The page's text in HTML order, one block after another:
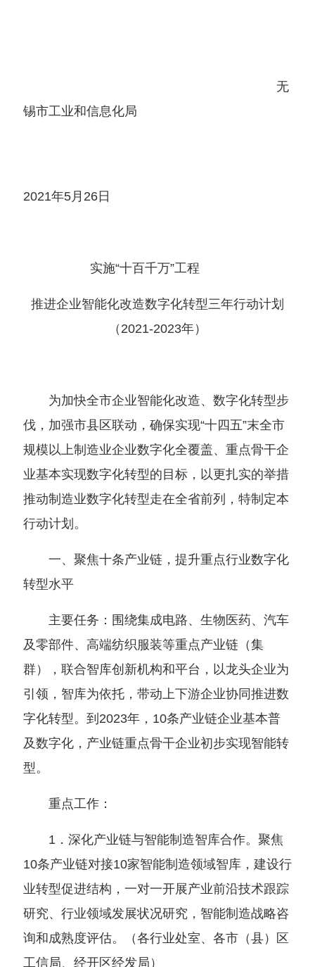
无
锡市工业和信息化局
2021年5月26日
实施“十百千万”工程
推进企业智能化改造数字化转型三年行动计划
（ 2021-2023年）
为加快全市企业智能化改造、数字化转型步
伐，加强市县区联动，确保实现“十四五”末全市
规模以上制造业企业数字化全覆盖、重点骨干企
业基本实现数字化转型的目标，以更扎实的举措
推动制造业数字化转型走在全省前列，特制定本
行动计划。
一、聚焦十条产业链，提升重点行业数字化
转型水平
主要任务：围绕集成电路、生物医药、汽车
及零部件、高端纺织服装等重点产业链（集
群）
，联合智库创新机构和平台，以龙头企业为
引领，智库为依托，带动上下游企业协同推进数
字化转型。到2023年， 10条产业链企业基本普
及数字化，产业链重点骨干企业初步实现智能转
型。
重点工作：
1．深化产业链与智能制造智库合作。聚焦
10条产业链对接10家智能制造领域智库，建设行
业转型促进结构，一对一开展产业前沿技术跟踪
研究、行业领域发展状况研究，智能制造战略咨
询和成熟度评估。
（各行业处室、各市（县）
区
工信局、经开区经发局 ）